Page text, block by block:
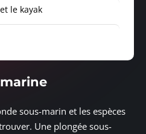
le kayak
sous-marin et les espèces
Une plongée sous-